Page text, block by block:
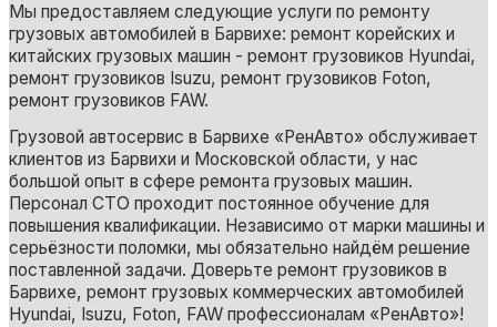
Мы предоставляем следующие услуги по ремонту
грузовых автомобилей в Барвихе: ремонт корейских и
китайских грузовых машин - ремонт грузовиков Hyundai,
ремонт грузовиков Isuzu, ремонт грузовиков Foton,
ремонт грузовиков FAW.
Грузовой автосервис в Барвихе «РенАвто» обслуживает
клиентов из Барвихи и Московской области, у нас
большой опыт в сфере ремонта грузовых машин.
Персонал СТО проходит постоянное обучение для
повышения квалификации. Независимо от марки машины и
серьёзности поломки, мы обязательно найдём решение
поставленной задачи. Доверьте ремонт грузовиков в
Барвихе, ремонт грузовых коммерческих автомобилей
Hyundai, Isuzu, Foton, FAW профессионалам «РенАвто»!